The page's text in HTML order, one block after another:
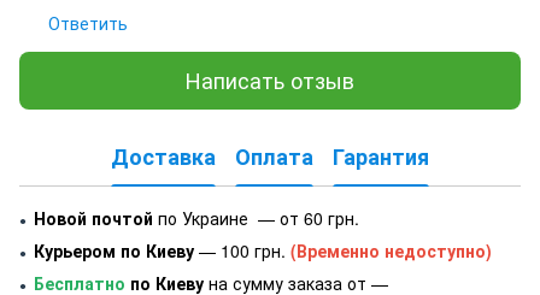
Ответить
Написать отзыв
Доставка Оплата Гарантия
● Новой почтой по Украине — от 60 грн.
● Курьером по Киеву — 100 грн. (Временно недоступно)
● Бесплатно по Киеву на сумму заказа от —